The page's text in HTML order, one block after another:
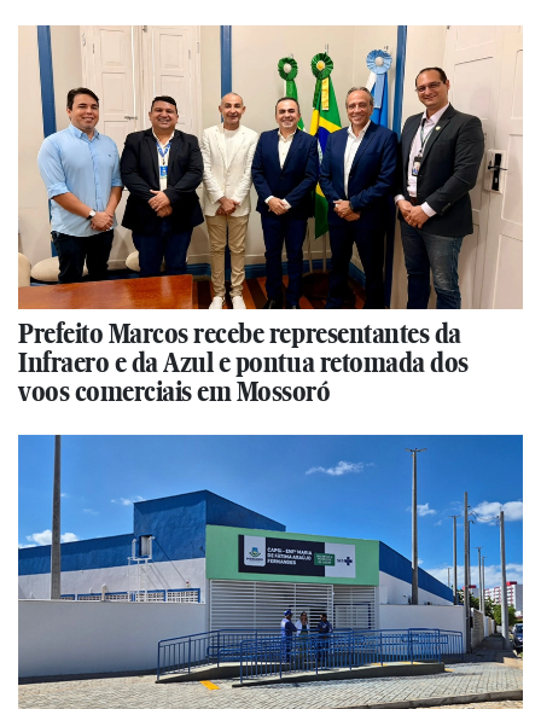
Prefeito Marcos recebe representantes da
Infraero e da Azul e pontua retomada dos
voos comerciais em Mossoró